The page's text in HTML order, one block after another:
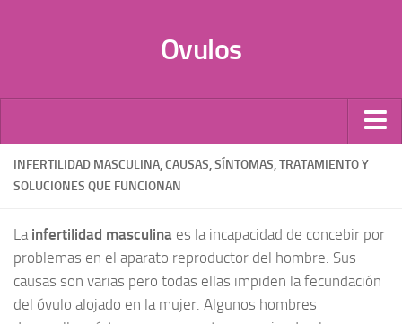
Ovulos
Por Tipo
Infecciones
Anticonceptivos
Vaginales
Probióticos
INFERTILIDAD MASCULINA, CAUSAS, SÍNTOMAS, TRATAMIENTO Y
SOLUCIONES QUE FUNCIONAN
La infertilidad masculina es la incapacidad de concebir por
problemas en el aparato reproductor del hombre. Sus
causas son varias pero todas ellas impiden la fecundación
del óvulo alojado en la mujer. Algunos hombres